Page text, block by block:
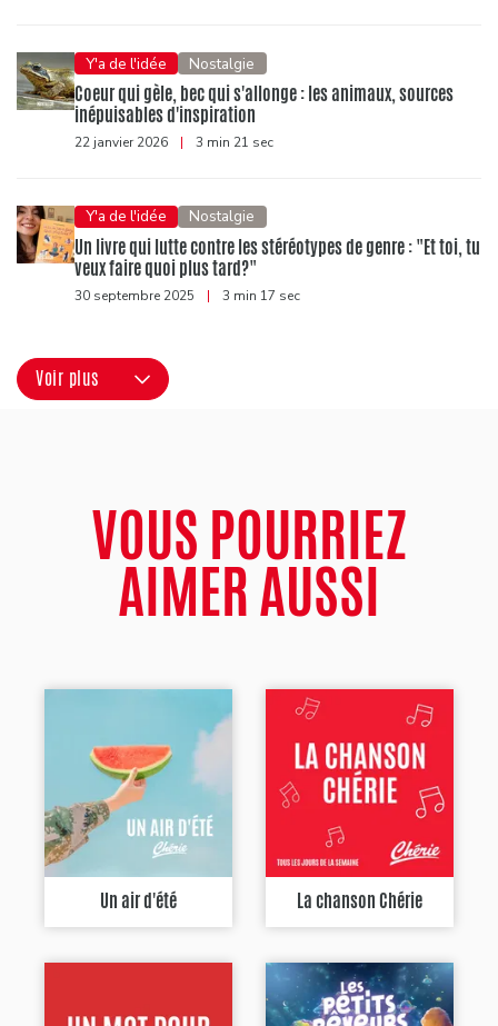
Y'a de l'idée Nostalgie
Coeur qui gèle, bec qui s'allonge : les animaux, sources
inépuisables d'inspiration
22 janvier 2026 | 3 min 21 sec
Y'a de l'idée Nostalgie
Un livre qui lutte contre les stéréotypes de genre : "Et toi, tu
veux faire quoi plus tard?"
30 septembre 2025 | 3 min 17 sec
Voir plus
VOUS POURRIEZ
AIMER AUSSI
Un air d'été La chanson Chérie